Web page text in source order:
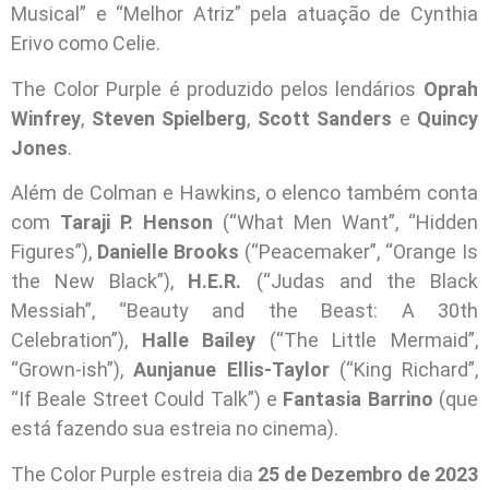
Musical” e “Melhor Atriz” pela atuação de Cynthia
Erivo como Celie.
The Color Purple é produzido pelos lendários Oprah
Winfrey, Steven Spielberg, Scott Sanders e Quincy
Jones.
Além de Colman e Hawkins, o elenco também conta
com Taraji P. Henson (“What Men Want”, “Hidden
Figures”), Danielle Brooks (“Peacemaker”, “Orange Is
the New Black”), H.E.R. (“Judas and the Black
Messiah”, “Beauty and the Beast: A 30th
Celebration”), Halle Bailey (“The Little Mermaid”,
“Grown-ish”),Aunjanue Ellis-Taylor(“King Richard”,
“If Beale Street Could Talk”) e Fantasia Barrino (que
está fazendo sua estreia no cinema).
The Color Purple estreia dia 25 de Dezembro de 2023